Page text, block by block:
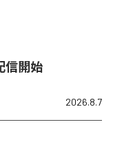
信開始
2026.8.7